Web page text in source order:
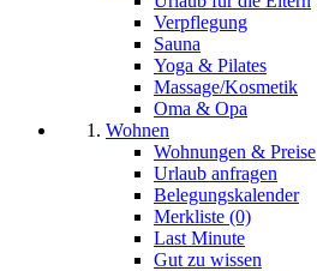
Verpflegung
Sauna
Yoga & Pilates
Massage/Kosmetik
Oma & Opa
Wohnen
Wohnungen & Preise
Urlaub anfragen
Belegungskalender
Merkliste (0)
Last Minute
Gut zu wissen